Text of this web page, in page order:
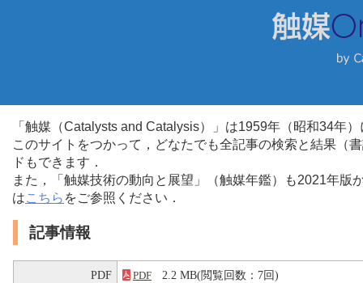
「触媒（Catalysts and Catalysis）」は1959年（昭和34年
このサイトをつかって，どなたでも全記事の検索と結果（
ドもできます．
また，「触媒技術の動向と展望」（触媒年鑑）も2021年
はこちら をご参照ください．
記事情報
PDF PDF 2.2 MB(閲覧回数：7回)